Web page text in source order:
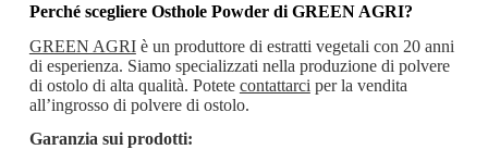
Perché scegliere Osthole Powder di GREEN AGRI?
GREEN AGRIè un produttore di estratti vegetali con 20 anni
di esperienza. Siamo specializzati nella produzione di polvere
di ostolo di alta qualità. Potete contattarciper la vendita
all’ingrosso di polvere di ostolo.
Garanzia sui prodotti: